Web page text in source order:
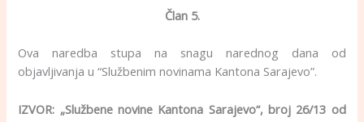
Član 5.
Ova naredba stupa na snagu narednog dana od
objavljivanja u “Službenim novinama Kantona Sarajevo”.
IZVOR: „Službene novine Kantona Sarajevo“, broj 26/13 od